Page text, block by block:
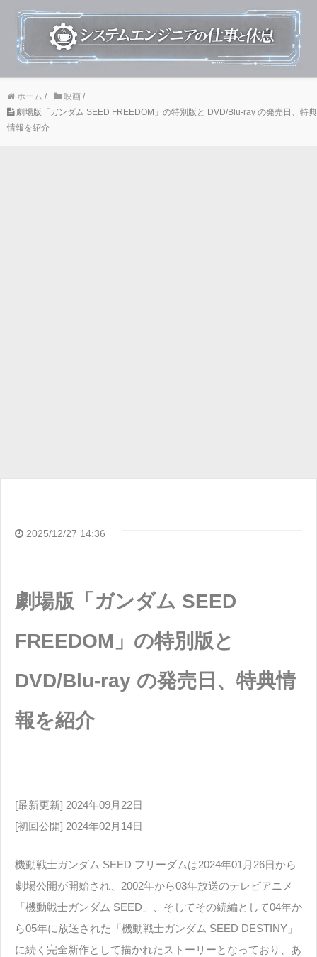
ホーム / 映画 /
劇場版「ガンダム SEED FREEDOM」の特別版と DVD/Blu-ray の発売日、特典
情報を紹介
2025/12/27 14:36
劇場版「ガンダム SEED
FREEDOM」の特別版と
DVD/Blu-ray の発売日、特典情
報を紹介
[最新更新] 2024年09月22日
[初回公開] 2024年02月14日
機動戦士ガンダム SEED フリーダムは2024年01月26日から
劇場公開が開始され、2002年から03年放送のテレビアニメ
「機動戦士ガンダム SEED」、そしてその続編として04年か
ら05年に放送された「機動戦士ガンダム SEED DESTINY」
に続く完全新作として描かれたストーリーとなっており、あ